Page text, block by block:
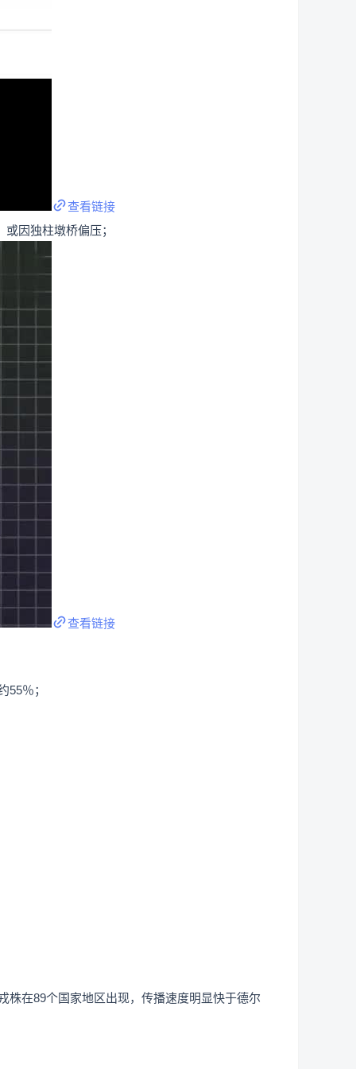
查看链接
因独柱墩桥偏压；
查看链接
％；
株在89个国家地区出现，传播速度明显快于德尔